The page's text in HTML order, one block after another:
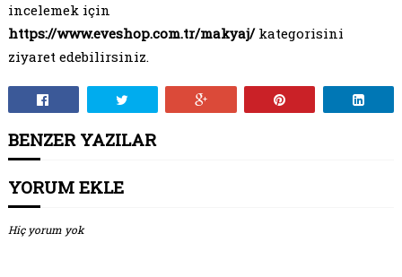
incelemek için
https://www.eveshop.com.tr/makyaj/kategorisini
ziyaret edebilirsiniz.
BENZER YAZILAR
YORUM EKLE
Hiç yorum yok